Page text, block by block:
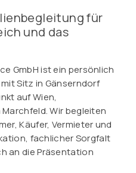
für
und das
GmbH ist ein persönlich
Sitz in Gänserndorf
auf Wien,
Wir begleiten
Käufer, Vermieter und
fachlicher Sorgfalt
an die Präsentation